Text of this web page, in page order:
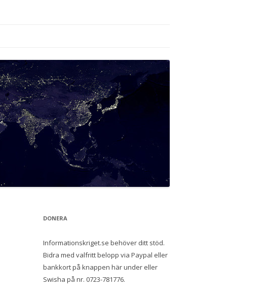
DONERA
Informationskriget.se behöver ditt stöd.
Bidra med valfritt belopp via Paypal eller
bankkort på knappen här under eller
Swisha på nr. 0723-781776.